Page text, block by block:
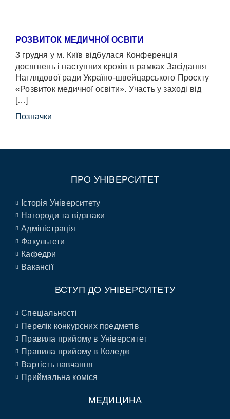
РОЗВИТОК МЕДИЧНОЇ ОСВІТИ
3 грудня у м. Київ відбулася Конференція
досягнень і наступних кроків в рамках Засідання
Наглядової ради Україно-швейцарського Проєкту
«Розвиток медичної освіти». Участь у заході від
[…]
Позначки
ПРО УНІВЕРСИТЕТ
Історія Університету
Нагороди та відзнаки
Адміністрація
Факультети
Кафедри
Вакансії
ВСТУП ДО УНІВЕРСИТЕТУ
Спеціальності
Перелік конкурсних предметів
Правила прийому в Університет
Правила прийому в Коледж
Вартість навчання
Приймальна коміся
МЕДИЦИНА